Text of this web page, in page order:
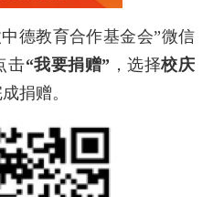
德教育合作基金会”微信
击“我要捐赠” ，选择校庆
捐赠。